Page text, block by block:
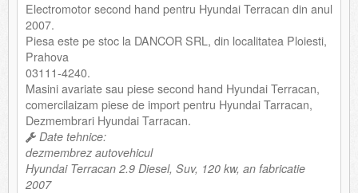
Electromotor second hand pentru Hyundai Terracan din anul
2007.
Piesa este pe stoc la DANCOR SRL, din localitatea Ploiesti,
Prahova
03111-4240.
Masini avariate sau piese second hand Hyundai Terracan,
comercilaizam piese de import pentru Hyundai Tarracan,
Dezmembrari Hyundai Tarracan.
Date tehnice:
dezmembrez autovehicul
Hyundai Terracan 2.9 Diesel, Suv, 120 kw, an fabricatie
2007